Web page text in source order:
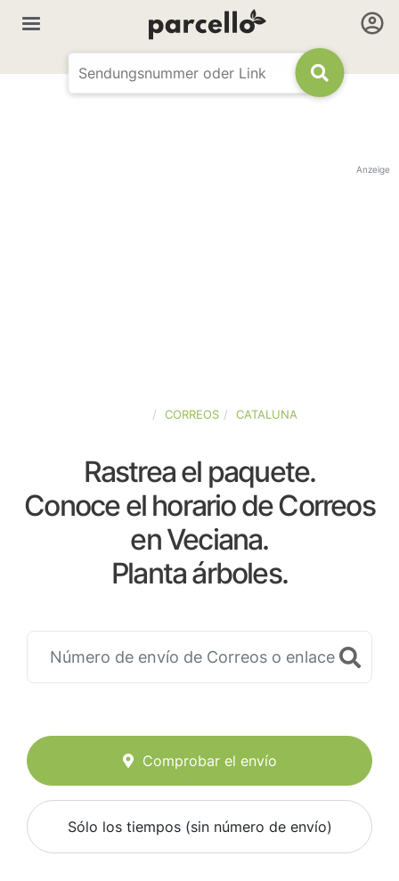
Anzeige
CORREOS CATALUNA
Rastrea el paquete.
Conoce el horario de Correos
en Veciana.
Planta árboles.
Comprobar el envío
Sólo los tiempos (sin número de envío)